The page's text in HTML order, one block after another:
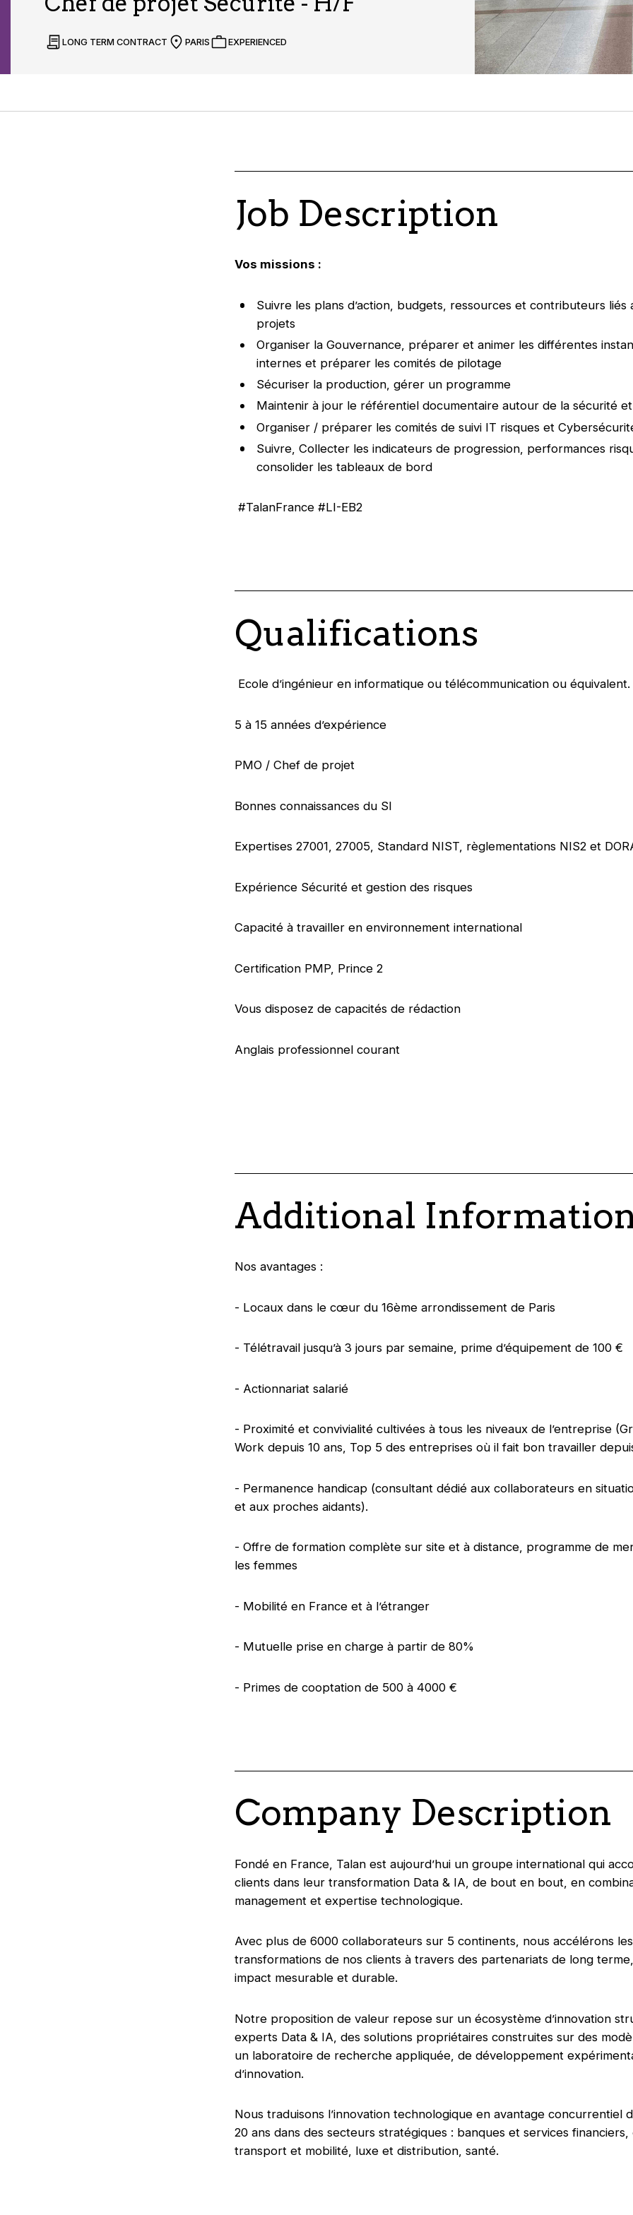
LONG TERM CONTRACT PARIS EXPERIENCED
Job Description
Vos missions :
Suivre les plans d’action, budgets, ressources et contributeurs liés
projets
Organiser la Gouvernance, préparer et animer les différentes
internes et préparer les comités de pilotage
Sécuriser la production, gérer un programme
Maintenir à jour le référentiel documentaire autour de la sécurité
Organiser / préparer les comités de suivi IT risques et
Suivre, Collecter les indicateurs de progression, performances
consolider les tableaux de bord
#TalanFrance #LI-EB2
Qualifications
Ecole d’ingénieur en informatique ou télécommunication ou équivalent.
5 à 15 années d’expérience
PMO / Chef de projet
Bonnes connaissances du SI
Expertises 27001, 27005, Standard NIST, règlementations NIS2 et
Expérience Sécurité et gestion des risques
Capacité à travailler en environnement international
Certification PMP, Prince 2
Vous disposez de capacités de rédaction
Anglais professionnel courant
Additional
Nos avantages :
- Locaux dans le cœur du 16ème arrondissement de Paris
- Télétravail jusqu’à 3 jours par semaine, prime d’équipement de 100 €
- Actionnariat salarié
- Proximité et convivialité cultivées à tous les niveaux de l’entreprise
Work depuis 10 ans, Top 5 des entreprises où il fait bon travailler
- Permanence handicap (consultant dédié aux collaborateurs en
et aux proches aidants).
- Offre de formation complète sur site et à distance, programme de
les femmes
- Mobilité en France et à l’étranger
- Mutuelle prise en charge à partir de 80%
- Primes de cooptation de 500 à 4000 €
Company Description
Fondé en France, Talan est aujourd’hui un groupe international qui
clients dans leur transformation Data & IA, de bout en bout, en
management et expertise technologique.
Avec plus de 6000 collaborateurs sur 5 continents, nous accélérons les
transformations de nos clients à travers des partenariats de long
impact mesurable et durable.
Notre proposition de valeur repose sur un écosystème d’innovation
experts Data & IA, des solutions propriétaires construites sur des
un laboratoire de recherche appliquée, de développement
d’innovation.
Nous traduisons l’innovation technologique en avantage concurrentiel
20 ans dans des secteurs stratégiques : banques et services financiers,
transport et mobilité, luxe et distribution, santé.